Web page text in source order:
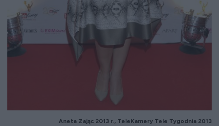
Aneta Zając 2013 r., TeleKamery Tele Tygodnia 2013